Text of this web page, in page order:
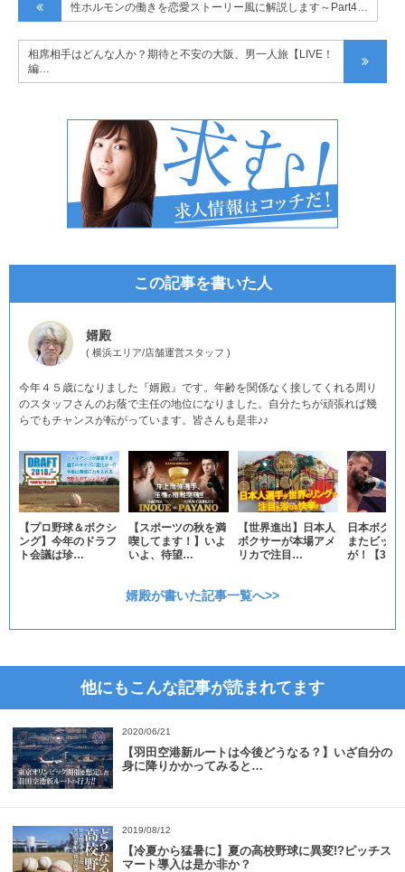
性ホルモンの働きを恋愛ストーリー風に解説します～Part4…
相席相手はどんな人か？期待と不安の大阪、男一人旅【LIVE！
編…
この記事を書いた人
婿殿
( 横浜エリア/店舗運営スタッフ )
今年４５歳になりました『婿殿』です。年齢を関係なく接してくれる周り
のスタッフさんのお蔭で主任の地位になりました。自分たちが頑張れば幾
らでもチャンスが転がっています。皆さんも是非♪♪
【プロ野球＆ボクシ
ング】今年のドラフ
ト会議は珍…
【スポーツの秋を満
喫してます！】いよ
いよ、待望…
【世界進出】日本人
ボクサーが本場アメ
リカで注目…
日本ボクシ
またビッグ
が！【37…
婿殿が書いた記事一覧へ>>
他にもこんな記事が読まれてます
2020/06/21
【羽田空港新ルートは今後どうなる？】いざ自分の
身に降りかかってみると…
2019/08/12
【冷夏から猛暑に】夏の高校野球に異変!?ピッチス
マート導入は是か非か？